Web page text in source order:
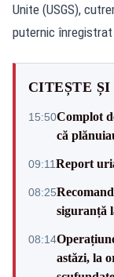
Unite (USGS),
puternic
CITEȘTE ȘI
15:50Complot
că
09:11Report
08:25
siguranță
08:14
astăzi, la